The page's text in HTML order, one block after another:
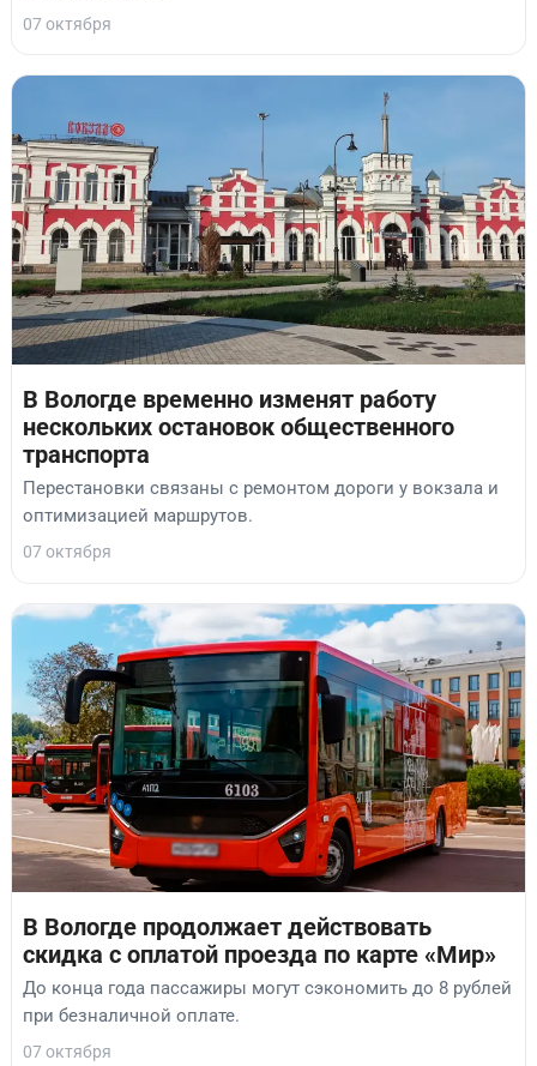
07 октября
В Вологде временно изменят работу
нескольких остановок общественного
транспорта
Перестановки связаны с ремонтом дороги у вокзала и
оптимизацией маршрутов.
07 октября
В Вологде продолжает действовать
скидка с оплатой проезда по карте «Мир»
До конца года пассажиры могут сэкономить до 8 рублей
при безналичной оплате.
07 октября